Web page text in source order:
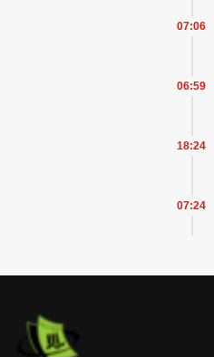
07:06
06:59
18:24
07:24